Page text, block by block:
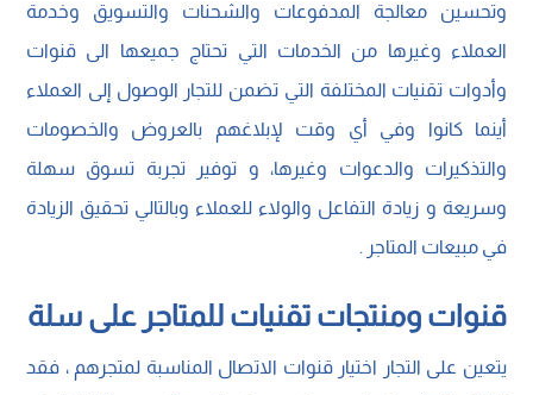
وتحسين معالجة المدفوعات والشحنات والتسويق وخدمة
العملاء وغيرها من الخدمات التي تحتاج جميعها الى قنوات
وأدوات تقنيات المختلفة التي تضمن للتجار الوصول إلى العملاء
أينما كانوا وفي أي وقت لإبلاغهم بالعروض والخصومات
والتذكيرات والدعوات وغيرها، و توفير تجربة تسوق سهلة
وسريعة و زيادة التفاعل والولاء للعملاء وبالتالي تحقيق الزيادة
في مبيعات المتاجر .
قنوات ومنتجات تقنيات للمتاجر على سلة
يتعين على التجار اختيار قنوات الاتصال المناسبة لمتجرهم ، فقد